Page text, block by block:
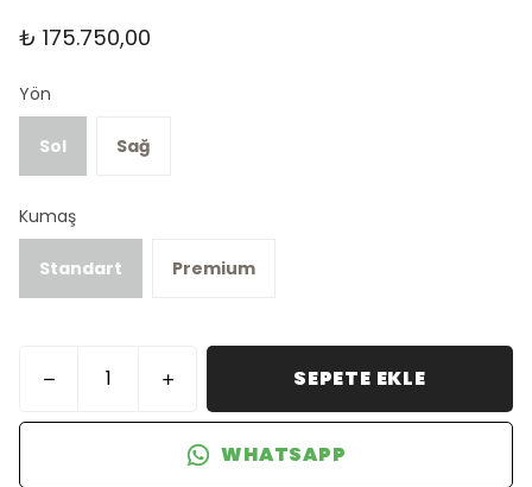
₺ 175.750,00
Yön
Sol Sağ
Kumaş
Standart Premium
SEPETE EKLE
WHATSAPP